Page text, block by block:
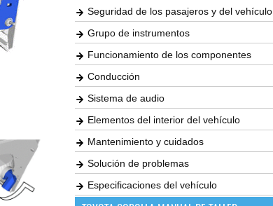
Seguridad de los pasajeros y del vehículo
Grupo de instrumentos
Funcionamiento de los componentes
Conducción
Sistema de audio
Elementos del interior del vehículo
Mantenimiento y cuidados
Solución de problemas
Especificaciones del vehículo